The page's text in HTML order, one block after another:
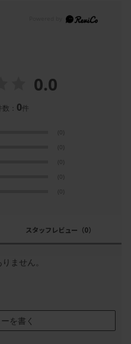
0.0
： 0件
(0)
(0)
(0)
(0)
(0)
スタッフレビュー （0）
ません。
を書く